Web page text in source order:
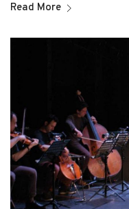
Read More